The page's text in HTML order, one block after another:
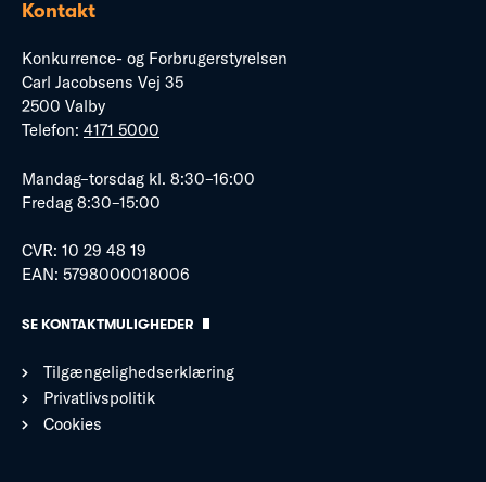
Kontakt
Konkurrence- og Forbrugerstyrelsen
Carl Jacobsens Vej 35
2500 Valby
Telefon: 4171 5000
Mandag–torsdag kl. 8:30–16:00
Fredag 8:30–15:00
CVR: 10 29 48 19
EAN: 5798000018006
SE KONTAKTMULIGHEDER
Tilgængelighedserklæring
Privatlivspolitik
Cookies